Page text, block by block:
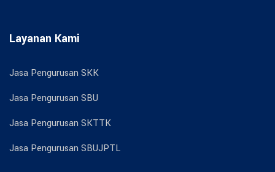
Layanan Kami
Jasa Pengurusan SKK
Jasa Pengurusan SBU
Jasa Pengurusan SKTTK
Jasa Pengurusan SBUJPTL